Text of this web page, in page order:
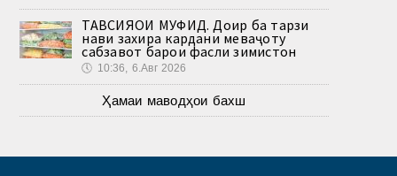
ТАВСИЯҲОИ МУФИД. Доир ба тарзи
нави захира кардани меваҷоту
сабзавот барои фасли зимистон
🕔 10:36, 6.Авг 2026
Ҳамаи маводҳои бахш